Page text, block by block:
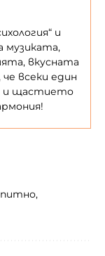
и
музиката,
вкусната
всеки един
и щастието